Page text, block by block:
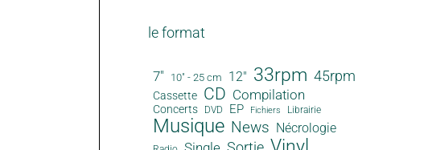
le format
7" 10" - 25 cm 12" 33rpm 45rpm
Cassette CD Compilation
Concerts DVD EP Fichiers Librairie
Musique News Nécrologie